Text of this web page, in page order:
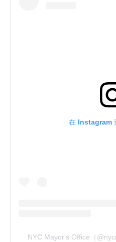
在 Instagram
NYC Mayor's Office（